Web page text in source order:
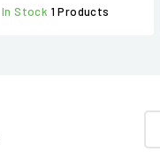
In Stock 1 Products